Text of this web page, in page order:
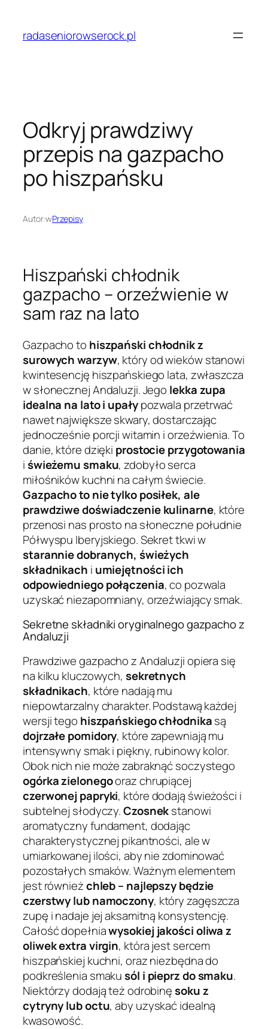
treściradaseniorowserock.pl
Odkryj prawdziwy
przepis na gazpacho
po hiszpańsku
Autor:wPrzepisy
Hiszpański chłodnik
gazpacho – orzeźwienie w
sam raz na lato
Gazpacho to hiszpański chłodnik z
surowych warzyw, który od wieków stanowi
kwintesencję hiszpańskiego lata, zwłaszcza
w słonecznej Andaluzji. Jego lekka zupa
idealna na lato i upałypozwala przetrwać
nawet największe skwary, dostarczając
jednocześnie porcji witamin i orzeźwienia. To
danie, które dzięki prostocie przygotowania
iświeżemu smaku, zdobyło serca
miłośników kuchni na całym świecie.
Gazpacho to nie tylko posiłek, ale
prawdziwe doświadczenie kulinarne, które
przenosi nas prosto na słoneczne południe
Półwyspu Iberyjskiego. Sekret tkwi w
starannie dobranych, świeżych
składnikach i umiejętności ich
odpowiedniego połączenia, co pozwala
uzyskać niezapomniany, orzeźwiający smak.
Sekretne składniki oryginalnego gazpacho z
Andaluzji
Prawdziwe gazpacho z Andaluzji opiera się
na kilku kluczowych, sekretnych
składnikach, które nadają mu
niepowtarzalny charakter. Podstawą każdej
wersji tego hiszpańskiego chłodnikasą
dojrzałe pomidory, które zapewniają mu
intensywny smak i piękny, rubinowy kolor.
Obok nich nie może zabraknąć soczystego
ogórka zielonegooraz chrupiącej
czerwonej papryki, które dodają świeżości i
subtelnej słodyczy.Czosnekstanowi
aromatyczny fundament, dodając
charakterystycznej pikantności, ale w
umiarkowanej ilości, aby nie zdominować
pozostałych smaków. Ważnym elementem
jest równieżchleb – najlepszy będzie
czerstwy lub namoczony, który zagęszcza
zupę i nadaje jej aksamitną konsystencję.
Całość dopełniawysokiej jakości oliwa z
oliwek extra virgin, która jest sercem
hiszpańskiej kuchni, oraz niezbędna do
podkreślenia smakusól i pieprz do smaku.
Niektórzy dodają też odrobinęsoku z
cytryny lub octu, aby uzyskać idealną
kwasowość.